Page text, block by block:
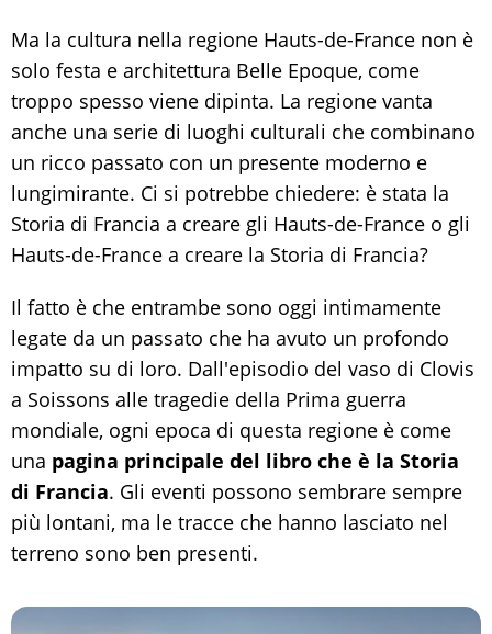
Ma la cultura nella regione Hauts-de-France non è
solo festa e architettura Belle Epoque, come
troppo spesso viene dipinta. La regione vanta
anche una serie di luoghi culturali che combinano
un ricco passato con un presente moderno e
lungimirante. Ci si potrebbe chiedere: è stata la
Storia di Francia a creare gli Hauts-de-France o gli
Hauts-de-France a creare la Storia di Francia?
Il fatto è che entrambe sono oggi intimamente
legate da un passato che ha avuto un profondo
impatto su di loro. Dall'episodio del vaso di Clovis
a Soissons alle tragedie della Prima guerra
mondiale, ogni epoca di questa regione è come
una pagina principale del libro che è la Storia
di Francia. Gli eventi possono sembrare sempre
più lontani, ma le tracce che hanno lasciato nel
terreno sono ben presenti.